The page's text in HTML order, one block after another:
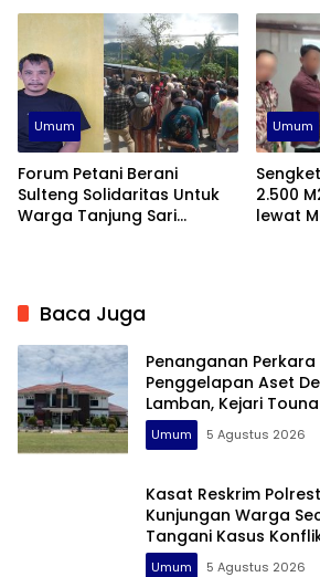
Umum
Forum Petani Berani
Sulteng Solidaritas Untuk
Warga Tanjung Sari
Umum
2.500
lewat
Baca Juga
Penanganan
Penggelapan Aset
Lamban, Kejari
Limpahkan Berkas
Umum 5 Agustus 2026
Kasat Reskrim
Kunjungan Warga
Tangani Kasus
Profesional
Umum 5 Agustus 2026